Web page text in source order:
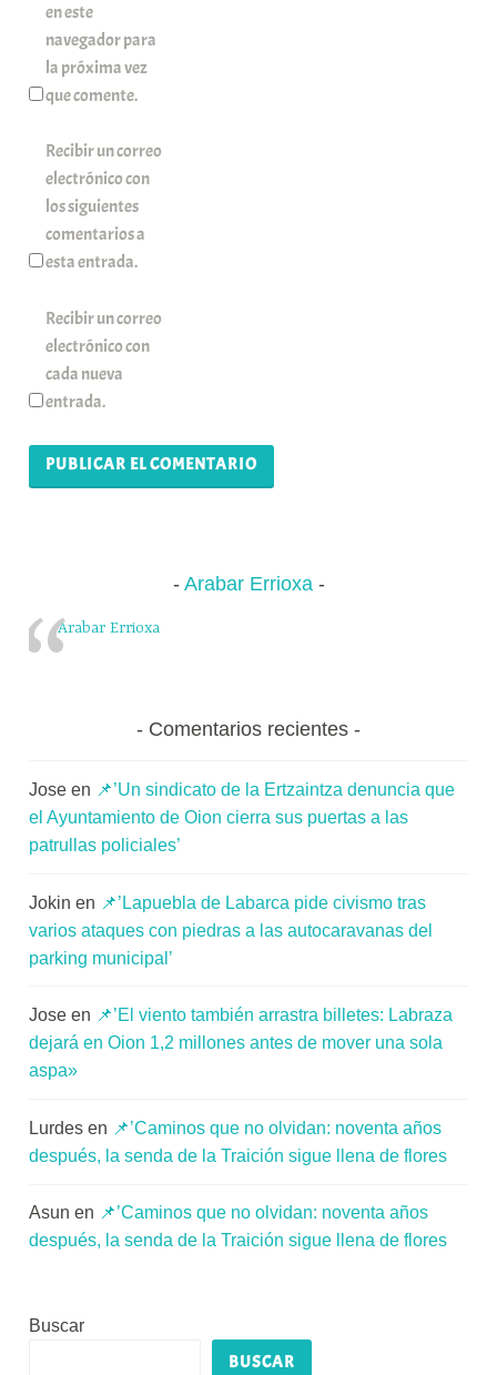
en este
navegador para
la próxima vez
que comente.
Recibir un correo
electrónico con
los siguientes
comentarios a
esta entrada.
Recibir un correo
electrónico con
cada nueva
entrada.
Arabar Errioxa
Arabar Errioxa
Comentarios recientes
Jose en 📌’Un sindicato de la Ertzaintza denuncia que
el Ayuntamiento de Oion cierra sus puertas a las
patrullas policiales’
Jokin en 📌’Lapuebla de Labarca pide civismo tras
varios ataques con piedras a las autocaravanas del
parking municipal’
Jose en 📌’El viento también arrastra billetes: Labraza
dejará en Oion 1,2 millones antes de mover una sola
aspa»
Lurdes en 📌’Caminos que no olvidan: noventa años
después, la senda de la Traición sigue llena de flores
Asun en 📌’Caminos que no olvidan: noventa años
después, la senda de la Traición sigue llena de flores
Buscar
BUSCAR